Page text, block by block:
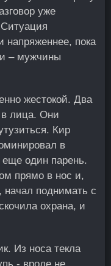
уже
напряженнее, пока
– мужчины
жестокой. Два
в лица. Они
Кир
в
еще один парень.
прямо в нос и,
начал поднимать с
охрана, и
Из носа текла